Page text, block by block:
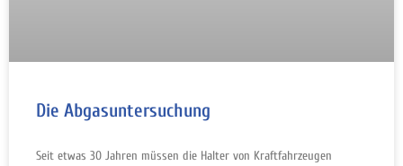
Die Abgasuntersuchung
Seit etwas 30 Jahren müssen die Halter von Kraftfahrzeugen